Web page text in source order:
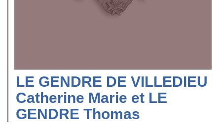
LE GENDRE DE VILLEDIEU
Catherine Marie et LE
GENDRE Thomas